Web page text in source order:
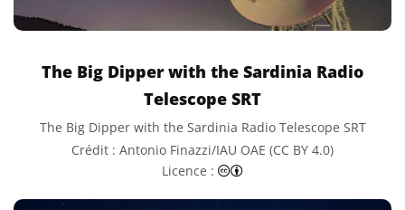
The Big Dipper with the Sardinia Radio
Telescope SRT
The Big Dipper with the Sardinia Radio Telescope SRT
Crédit : Antonio Finazzi/IAU OAE (CC BY 4.0)
Licence :
Creative Commons (CC)